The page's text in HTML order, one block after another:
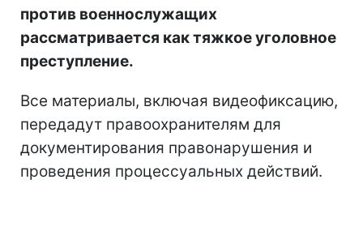
против военнослужащих
рассматривается как тяжкое уголовное
преступление.
Все материалы, включая видеофиксацию,
передадут правоохранителям для
документирования правонарушения и
проведения процессуальных действий.